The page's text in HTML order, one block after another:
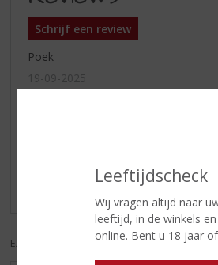
Leeftijdscheck
Wij vragen altijd naar
leeftijd, in de winkels
online. Bent u 18 jaar
Schrijf een review
Poek
19-09-2025
Heerlijke whiskey van eigen bodem!
van fruitig tot licht scherp met fraaie
EXCL. BTW INCL. BTW